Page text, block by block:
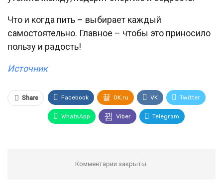
Что и когда пить – выбирает каждый
самостоятельно. Главное – чтобы это приносило
пользу и радость!
Источник
Share Facebook OK.ru VK Twitter
WhatsApp Viber Telegram
Комментарии закрыты.